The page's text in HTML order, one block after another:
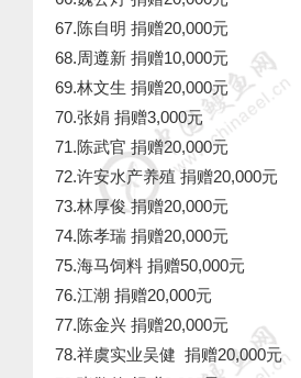
67.陈自明 捐赠20,000元
68.周遵新 捐赠10,000元
69.林文生 捐赠20,000元
70.张娟 捐赠3,000元
71.陈武官 捐赠20,000元
72.许安水产养殖 捐赠20,000元
73.林厚俊 捐赠20,000元
74.陈孝瑞 捐赠20,000元
75.海马饲料 捐赠50,000元
76.江潮 捐赠20,000元
77.陈金兴 捐赠20,000元
78.祥虞实业吴健 捐赠20,000元